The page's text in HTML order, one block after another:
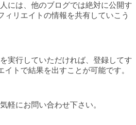
には、他のブログでは絶対に公開す
ィリエイトの情報を共有していこう
実行していただければ、登録してす
イトで結果を出すことが可能です。
軽にお問い合わせ下さい。